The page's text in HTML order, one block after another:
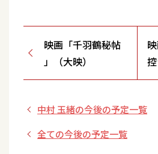
映画「千羽鶴秘帖
」（大映）
中村 玉緒の今後の予定一覧
全ての今後の予定一覧